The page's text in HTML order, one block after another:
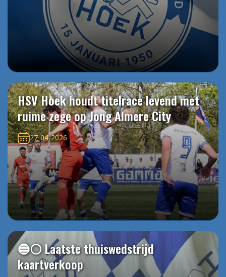
HSV Hoek houdt titelrace levend met
ruime zege op Jong Almere City
27-04-2026
🔵⚪️ Laatste thuiswedstrijd
kaartverkoop